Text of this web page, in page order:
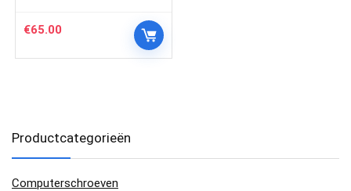
€65.00
Productcategorieën
Computerschroeven